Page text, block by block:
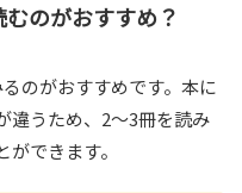
のがおすすめ？
のがおすすめです。本に
違うため、2〜3冊を読み
できます。